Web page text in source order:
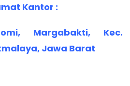
Kantor :
Margabakti, Kec.
Jawa Barat